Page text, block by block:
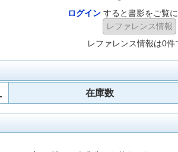
ログイン すると書影をご覧
レファレンス情報は0件
在庫数